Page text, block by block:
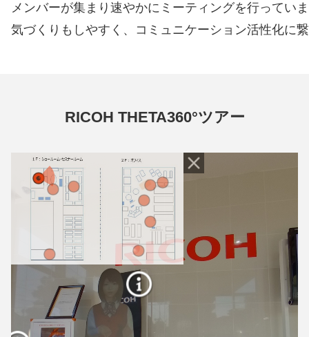
メンバーが集まり速やかにミーティングを行ってい
気づくりもしやすく、コミュニケーション活性化に
RICOH THETA360°ツアー